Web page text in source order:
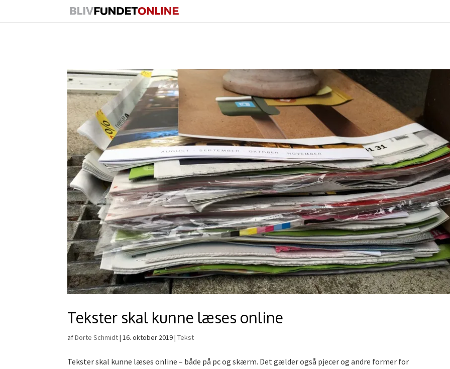
Tekster skal kunne læses online
afDorte Schmidt|16. oktober 2019|Tekst
Tekster skal kunne læses online – både på pc og skærm. Det gælder også pjecer og andre former for